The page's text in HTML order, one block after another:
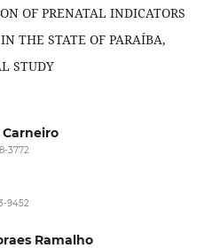
OF PRENATAL INDICATORS
THE STATE OF PARAÍBA,
STUDY
3772
9452
Ramalho